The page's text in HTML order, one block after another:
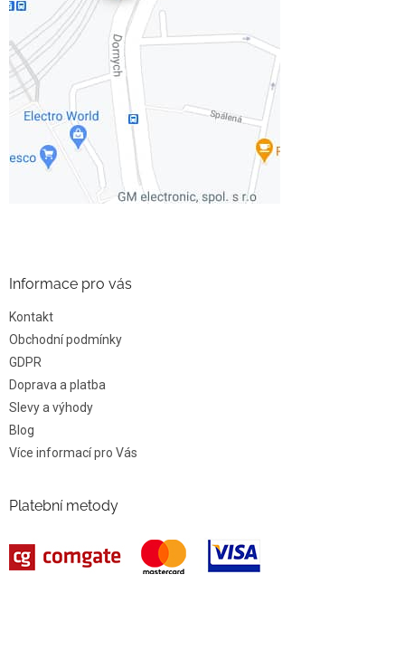
Informace pro vás
Kontakt
Obchodní podmínky
GDPR
Doprava a platba
Slevy a výhody
Blog
Více informací pro Vás
Platební metody